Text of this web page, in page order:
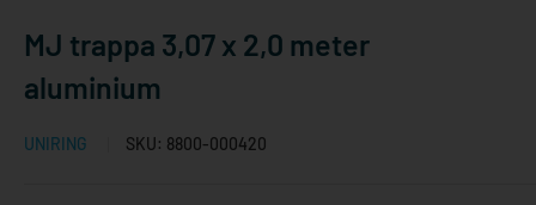
MJ trappa 3,07 x 2,0 meter
aluminium
UNIRING SKU: 8800-000420